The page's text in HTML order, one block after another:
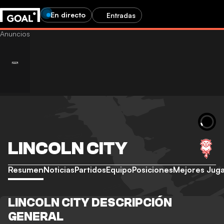
En directo Entradas
LINCOLN CITY
ResumenNoticiasPartidosEquipoPosicionesMejores
LINCOLN CITY DESCRIPCIÓN
GENERAL